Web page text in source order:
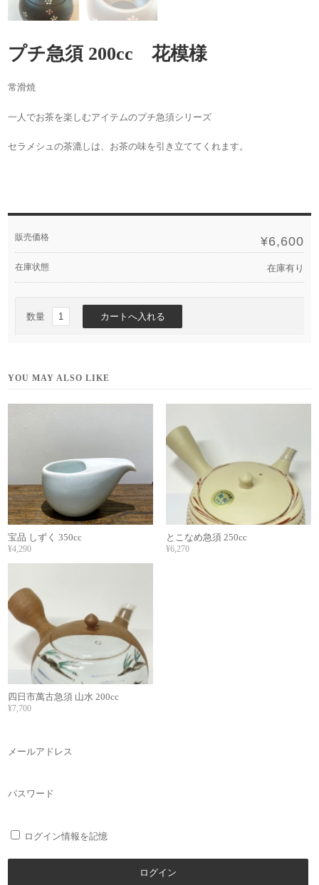
プチ急須 200cc 花模様
常滑焼
一人でお茶を楽しむアイテムのプチ急須シリーズ
セラメシュの茶漉しは、お茶の味を引き立ててくれます。
販売価格 ¥6,600
在庫状態 在庫有り
数量
YOU MAY ALSO LIKE
宝品 しずく 350cc
¥4,290
とこなめ急須 250cc
¥6,270
四日市萬古急須 山水 200cc
¥7,700
メールアドレス
パスワード
ログイン情報を記憶